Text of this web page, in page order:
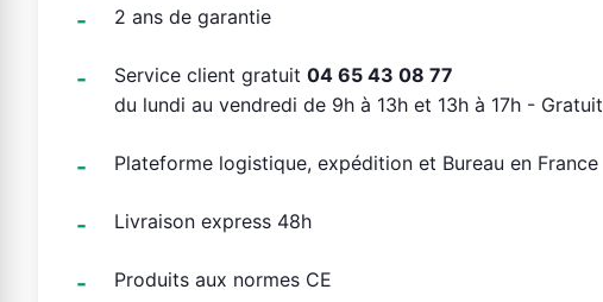
2 ans de garantie
Service client gratuit 04 65 43 08 77
du lundi au vendredi de 9h à 13h et 13h à 17h - Gratuit
Plateforme logistique, expédition et Bureau en France
Livraison express 48h
Produits aux normes CE